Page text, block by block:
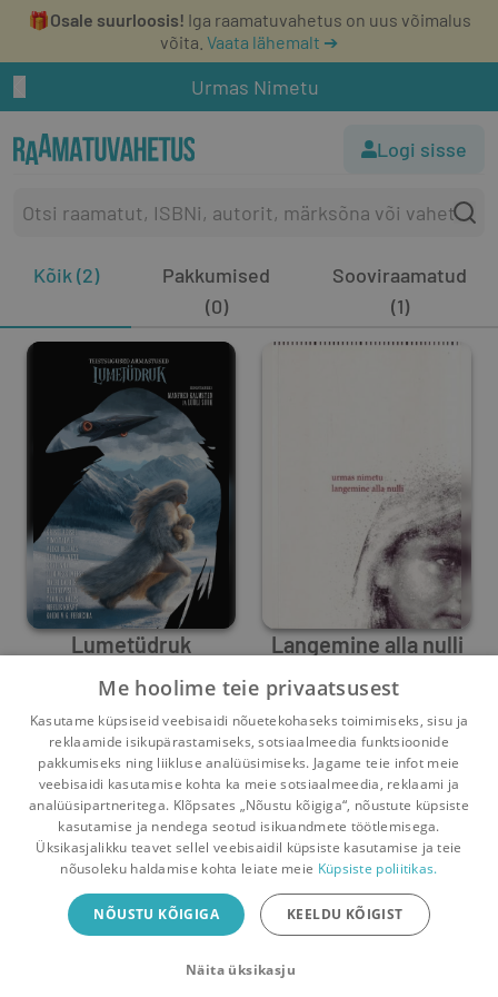
🎁Osale suurloosis! Iga raamatuvahetus on uus võimalus
võita. Vaata lähemalt ➔
Urmas Nimetu
Logi sisse
Kõik (2)
Pakkumised
(0)
Sooviraamatud
(1)
Lumetüdruk
Veiko Belials
0 9
Langemine alla nulli
0 0
Pealehele Ostukorv Sõnumid Teated Konto
Raamatuvahetuse mobiiliäpp
Vaheta raamatuid veelgi mugavamalt!
Me hoolime teie privaatsusest
Kasutame küpsiseid veebisaidi nõuetekohaseks toimimiseks, sisu ja
reklaamide isikupärastamiseks, sotsiaalmeedia funktsioonide
pakkumiseks ning liikluse analüüsimiseks. Jagame teie infot meie
veebisaidi kasutamise kohta ka meie sotsiaalmeedia, reklaami ja
analüüsipartneritega. Klõpsates „Nõustu kõigiga“, nõustute küpsiste
kasutamise ja nendega seotud isikuandmete töötlemisega.
Üksikasjalikku teavet sellel veebisaidil küpsiste kasutamise ja teie
nõusoleku haldamise kohta leiate meie Küpsiste poliitikas.
NÕUSTU KÕIGIGA KEELDU KÕIGIST
Näita üksikasju